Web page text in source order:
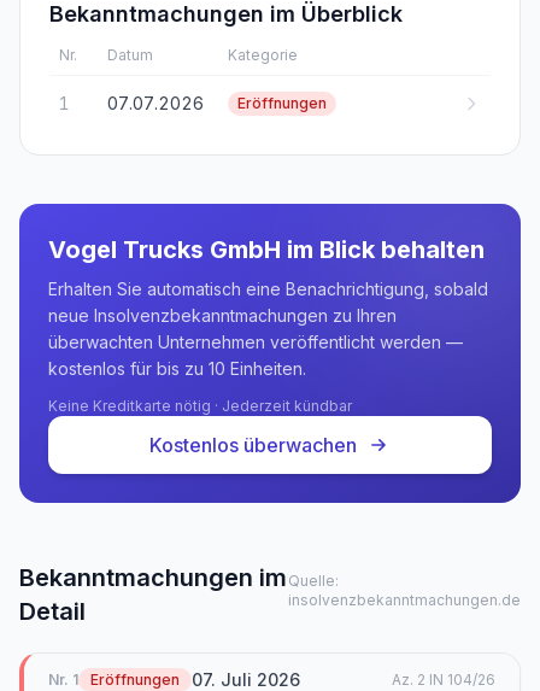
Bekanntmachungen im Überblick
Nr. Datum Kategorie
1 07.07.2026 Eröffnungen
Vogel Trucks GmbH im Blick behalten
Erhalten Sie automatisch eine Benachrichtigung, sobald
neue Insolvenzbekanntmachungen zu Ihren
überwachten Unternehmen veröffentlicht werden —
kostenlos für bis zu 10 Einheiten.
Keine Kreditkarte nötig · Jederzeit kündbar
Kostenlos überwachen
Bekanntmachungen im
Detail
Quelle:
insolvenzbekanntmachungen.de
Nr. 1 Eröffnungen 07. Juli 2026 Az. 2 IN 104/26